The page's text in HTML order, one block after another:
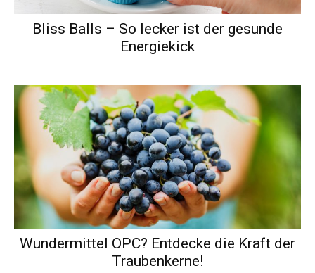
Bliss Balls – So lecker ist der gesunde
Energiekick
Wundermittel OPC? Entdecke die Kraft der
Traubenkerne!